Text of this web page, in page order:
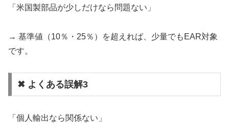
「米国製部品が少しだけなら問題ない」
→ 基準値（10％・25％）を超えれば、少量でもEAR対象
です。
✖ よくある誤解3
「個人輸出なら関係ない」